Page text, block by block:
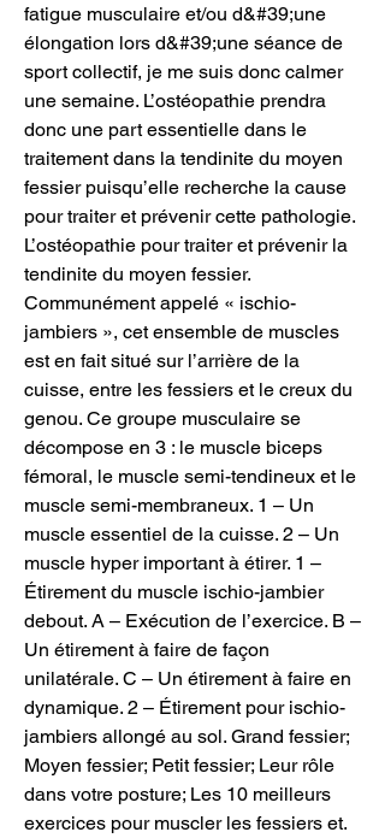
fatigue musculaire et/ou d&#39;une
élongation lors d&#39;une séance de
sport collectif, je me suis donc calmer
une semaine. L’ostéopathie prendra
donc une part essentielle dans le
traitement dans la tendinite du moyen
fessier puisqu’elle recherche la cause
pour traiter et prévenir cette pathologie.
L’ostéopathie pour traiter et prévenir la
tendinite du moyen fessier.
Communément appelé « ischio-
jambiers », cet ensemble de muscles
est en fait situé sur l’arrière de la
cuisse, entre les fessiers et le creux du
genou. Ce groupe musculaire se
décompose en 3 : le muscle biceps
fémoral, le muscle semi-tendineux et le
muscle semi-membraneux. 1 – Un
muscle essentiel de la cuisse. 2 – Un
muscle hyper important à étirer. 1 –
Étirement du muscle ischio-jambier
debout. A – Exécution de l’exercice. B –
Un étirement à faire de façon
unilatérale. C – Un étirement à faire en
dynamique. 2 – Étirement pour ischio-
jambiers allongé au sol. Grand fessier;
Moyen fessier; Petit fessier; Leur rôle
dans votre posture; Les 10 meilleurs
exercices pour muscler les fessiers et.